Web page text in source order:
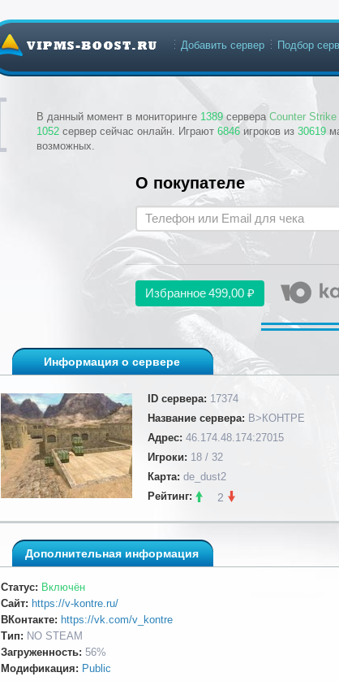
В данный момент в мониторинге 1389 сервера Counter Strike
1052 сервер сейчас онлайн. Играют 6846 игроков из 30619
возможных.
Добавить сервер Подбор
О покупателе
Избранное499,00 ₽
Информация о сервере
ID сервера: 17374
Название сервера: В>КОНТРЕ
Адрес: 46.174.48.174:27015
Игроки: 18 / 32
Карта: de_dust2
Рейтинг:
2
Дополнительная информация
Статус: Включён
Сайт: https://v-kontre.ru/
ВКонтакте: https://vk.com/v_kontre
Тип: NO STEAM
Загруженность: 56%
Модификация: Public